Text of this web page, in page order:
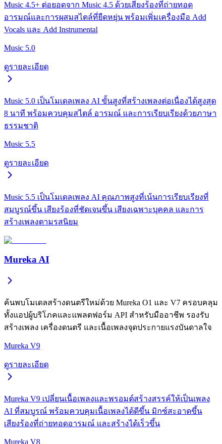
Music 4.5+ ต่อยอดจาก Music 4.5 ด้วยเสียงร้องที่ถ่ายทอด
อารมณ์และการผสมสไตล์ที่ยืดหยุ่น พร้อมเพิ่มเครื่องมือ Add
Vocals และ Add Instrumental
Music 5.0
ดูรายละเอียด
Music 5.0 เป็นโมเดลเพลง AI ขั้นสูงที่สร้างเพลงต่อเนื่องได้สูงสุด
8 นาที พร้อมควบคุมสไตล์ อารมณ์ และการเรียบเรียงด้วยภาษา
ธรรมชาติ
Music 5.5
ดูรายละเอียด
Music 5.5 เป็นโมเดลเพลง AI คุณภาพสูงที่เน้นการเรียบเรียงที่
สมบูรณ์ขึ้น เสียงร้องที่ชัดเจนขึ้น เสียงเฉพาะบุคคล และการ
สร้างเพลงตามรสนิยม
Mureka AI
ค้นพบโมเดลสร้างดนตรีใหม่ด้วย Mureka O1 และ V7 ครอบคลุม
ทั้งแอปผู้บริโภคและแพลตฟอร์ม API สำหรับมืออาชีพ รองรับ
สร้างเพลง เครื่องดนตรี และเนื้อเพลงจุดประกายแรงบันดาลใจ
Mureka V9
ดูรายละเอียด
Mureka V9 เปลี่ยนเนื้อเพลงและพรอมต์สร้างสรรค์ให้เป็นเพลง
AI ที่สมบูรณ์ พร้อมควบคุมเนื้อเพลงได้ดีขึ้น มิกซ์สะอาดขึ้น
เสียงร้องที่ถ่ายทอดอารมณ์ และสร้างได้เร็วขึ้น
Mureka V8